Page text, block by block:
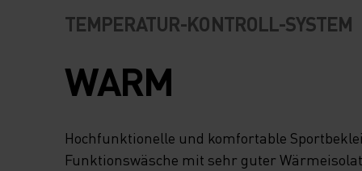
TEMPERATUR-KONTROLL-SYSTEM
WARM
Hochfunktionelle und komfortable
Funktionswäsche mit sehr guter